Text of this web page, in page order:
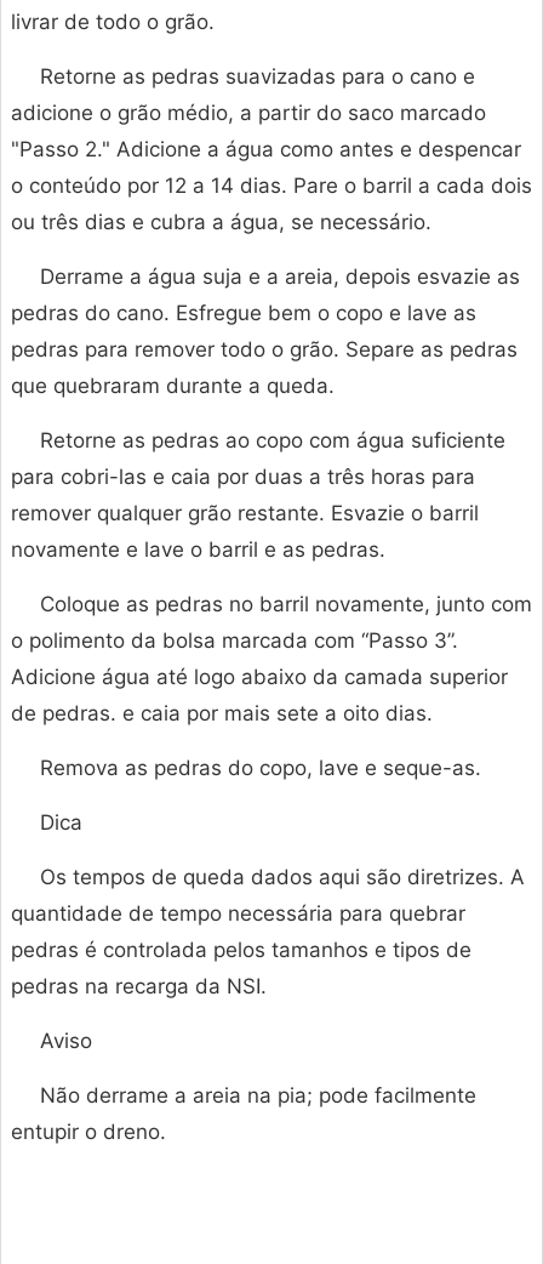
livrar de todo o grão.
Retorne as pedras suavizadas para o cano e
adicione o grão médio, a partir do saco marcado
"Passo 2." Adicione a água como antes e despencar
o conteúdo por 12 a 14 dias. Pare o barril a cada dois
ou três dias e cubra a água, se necessário.
Derrame a água suja e a areia, depois esvazie as
pedras do cano. Esfregue bem o copo e lave as
pedras para remover todo o grão. Separe as pedras
que quebraram durante a queda.
Retorne as pedras ao copo com água suficiente
para cobri-las e caia por duas a três horas para
remover qualquer grão restante. Esvazie o barril
novamente e lave o barril e as pedras.
Coloque as pedras no barril novamente, junto com
o polimento da bolsa marcada com “Passo 3”.
Adicione água até logo abaixo da camada superior
de pedras. e caia por mais sete a oito dias.
Remova as pedras do copo, lave e seque-as.
Dica
Os tempos de queda dados aqui são diretrizes. A
quantidade de tempo necessária para quebrar
pedras é controlada pelos tamanhos e tipos de
pedras na recarga da NSI.
Aviso
Não derrame a areia na pia; pode facilmente
entupir o dreno.